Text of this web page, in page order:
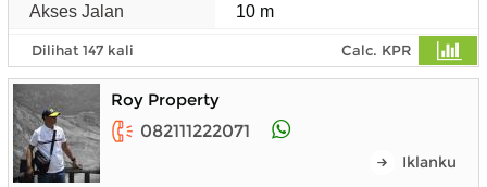
Akses Jalan
10 m
Dilihat 147 kali Calc. KPR
Roy Property
082111222071
Iklanku